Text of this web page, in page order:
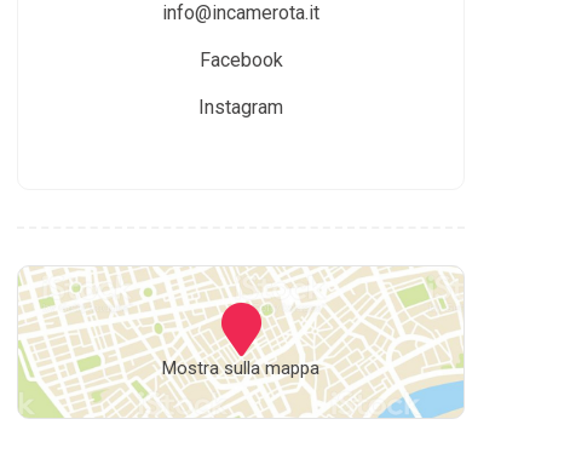
info@incamerota.it
Facebook
Instagram
Mostra sulla mappa